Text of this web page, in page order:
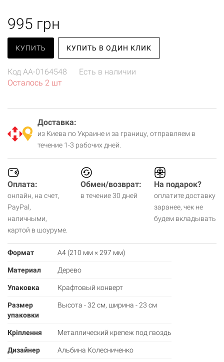
995 грн
КУПИТЬ КУПИТЬ В ОДИН КЛИК
Код AA-0164548
Есть в наличии
Осталось 2 шт
Доставка:
из Киева по Украине и за границу, отправляем в
течение 1-3 рабочих дней.
Оплата:
онлайн, на счет,
PayPal,
наличными,
картой в шоуруме.
Обмен/возврат:
в течение 30 дней
На подарок?
оплатите доставку
заранее, чек не
будем вкладывать
Формат А4 (210 мм × 297 мм)
Материал Дерево
Упаковка Крафтовый конверт
Размер
упаковки
Высота - 32 см, ширина - 23 см
Кріплення Металлический крепеж под гвоздь
Дизайнер Альбина Колесниченко